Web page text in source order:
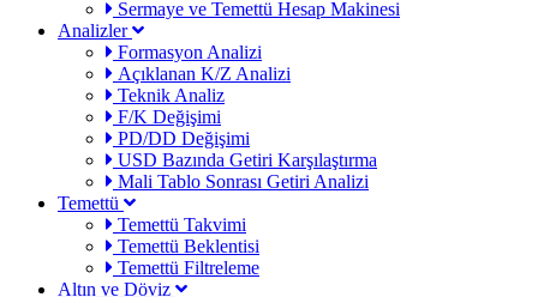
Sermaye ve Temettü Hesap Makinesi
Analizler
Formasyon Analizi
Açıklanan K/Z Analizi
Teknik Analiz
F/K Değişimi
PD/DD Değişimi
USD Bazında Getiri Karşılaştırma
Mali Tablo Sonrası Getiri Analizi
Temettü
Temettü Takvimi
Temettü Beklentisi
Temettü Filtreleme
Altın ve Döviz